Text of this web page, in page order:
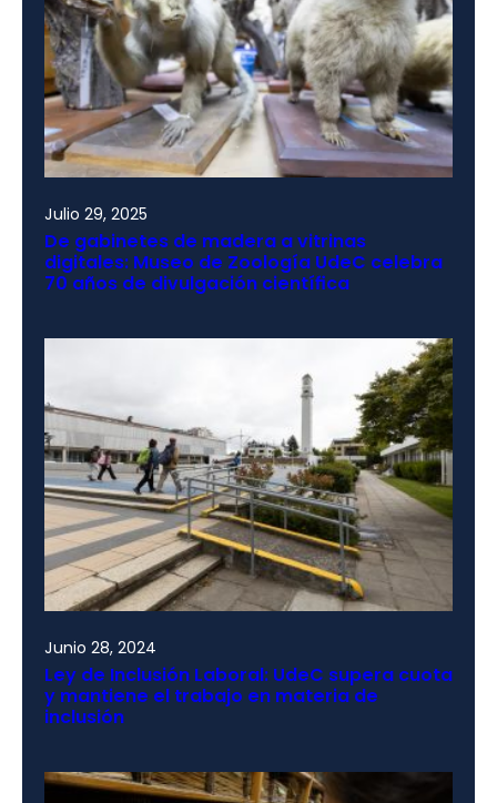
Julio 29, 2025
De gabinetes de madera a vitrinas
digitales: Museo de Zoología UdeC celebra
70 años de divulgación científica
Junio 28, 2024
Ley de Inclusión Laboral: UdeC supera cuota
y mantiene el trabajo en materia de
inclusión